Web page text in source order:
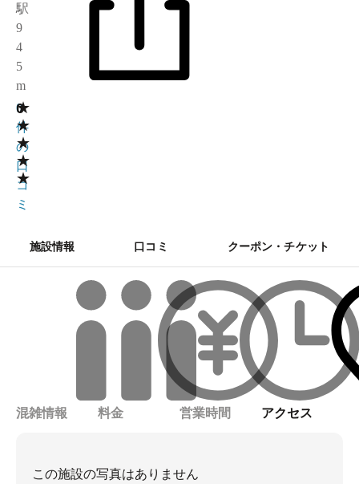
駅
9
4
5
m
★
★
★
★
★
0
0
件
の
口
コ
ミ
施設情報 口コミ クーポン・チケット
混雑情報 料金 営業時間 アクセス
この施設の写真はありません